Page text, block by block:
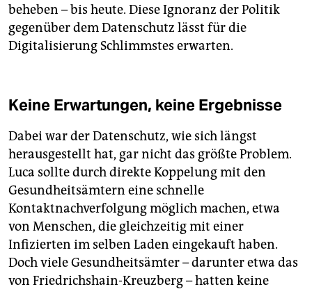
beheben – bis heute. Diese Ignoranz der Politik
gegenüber dem Datenschutz lässt für die
Digitalisierung Schlimmstes erwarten.
Keine Erwartungen, keine Ergebnisse
Dabei war der Datenschutz, wie sich längst
herausgestellt hat, gar nicht das größte Problem.
Luca sollte durch direkte Koppelung mit den
Gesundheitsämtern eine schnelle
Kontaktnachverfolgung möglich machen, etwa
von Menschen, die gleichzeitig mit einer
Infizierten im selben Laden eingekauft haben.
Doch viele Gesundheitsämter – darunter etwa das
von Friedrichshain-Kreuzberg – hatten keine